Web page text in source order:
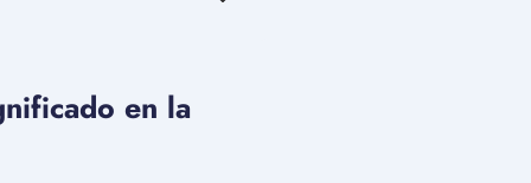
en la